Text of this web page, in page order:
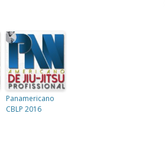
Panamericano
CBLP 2016